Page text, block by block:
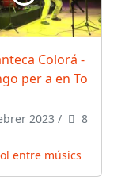
Colorá -
per a en To
2023 /
8
entre músics